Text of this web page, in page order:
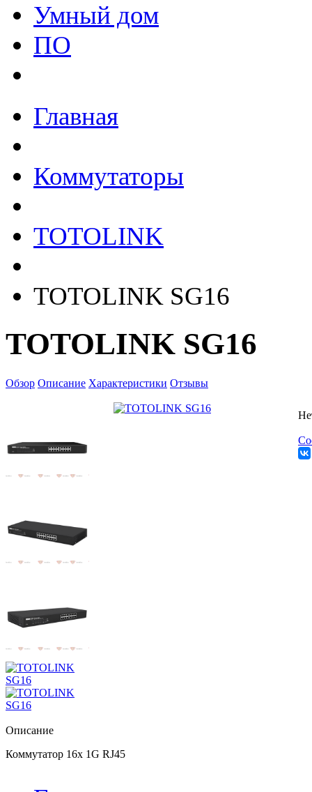
Умный дом
ПО
Главная
Коммутаторы
TOTOLINK
TOTOLINK SG16
TOTOLINK SG16
Обзор Описание Характеристики Отзывы
Описание
Коммутатор 16х 1G RJ45